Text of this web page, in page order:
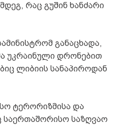
რაც გუშინ ხანძარი
განაცხადა,
უკრაინული დრონებით
ლიბიის სანაპიროდან
ტერორიზმისა და
საერთაშორისო საზღვაო